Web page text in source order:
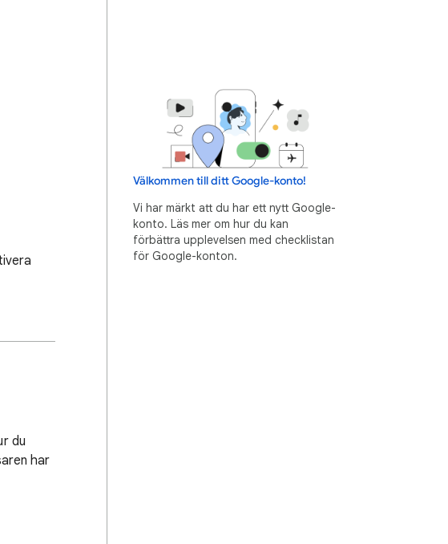
du
har
Välkommen till ditt Google-konto!
Vi har märkt att du har ett nytt Google-
konto. Läs mer om hur du kan
förbättra upplevelsen med checklistan
för Google-konton.